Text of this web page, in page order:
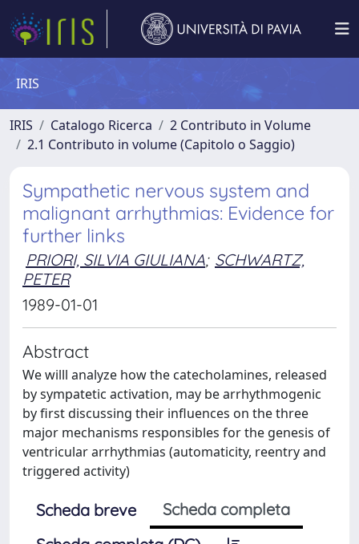
IRIS
IRIS Catalogo Ricerca
2 Contributo in Volume
2.1 Contributo in volume (Capitolo o Saggio)
Sympathetic nervous system and
malignant arrhythmias: Evidence for
further links
PRIORI, SILVIA GIULIANA; SCHWARTZ,
PETER
1989-01-01
Abstract
We willl analyze how the catecholamines, released
by sympatetic activation, may be arrhythmogenic
by first discussing their influences on the three
major mechanisms responsibles for the genesis of
ventricular arrhythmias (automaticity, reentry and
triggered activity)
Scheda breve
Scheda completa